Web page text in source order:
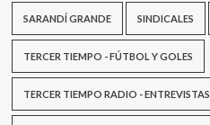
SARANDÍ GRANDE SINDICALES
TERCER TIEMPO - FÚTBOL Y GOLES
TERCER TIEMPO RADIO - ENTREVISTAS